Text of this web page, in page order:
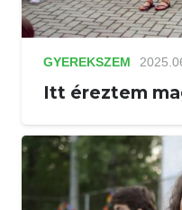
GYEREKSZEM
Itt éreztem